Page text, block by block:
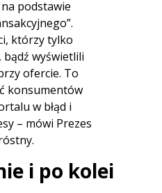
podstawie
którzy tylko
wyświetlili
ofercie. To
konsumentów
w błąd i
– mówi Prezes
i po kolei